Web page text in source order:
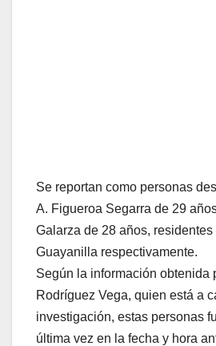
Se reportan como personas
A. Figueroa Segarra de 29
Galarza de 28 años, residentes
Guayanilla respectivamente.
Según la información obtenida
Rodríguez Vega, quien está a
investigación, estas personas
última vez en la fecha y hora